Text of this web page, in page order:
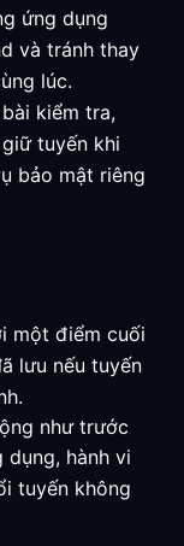
ứng dụng
và tránh thay
lúc.
kiểm tra,
tuyến khi
bảo mật riêng
một điểm cuối
lưu nếu tuyến
như trước
dụng, hành vi
tuyến không